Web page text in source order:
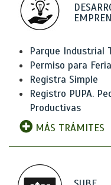
Parque Industrial
Permiso para
Registra Simple
Registro PUPA.
Productivas
MÁS TRÁMITES